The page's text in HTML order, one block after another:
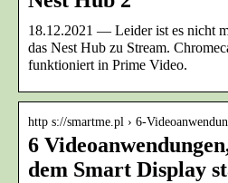
18.12.2021 — Leider ist es nicht
das Nest Hub zu Stream.
funktioniert in Prime Video.
http s://smartme.pl › 6-
6
dem Smart Display